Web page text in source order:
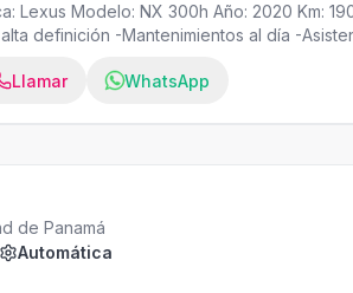
Lexus Modelo: NX 300h Año: 2020 Km:
definición -Mantenimientos al día -
Interior -Rines de lujo -Pantalla digital -
-Sensores de estacionamiento -
de gravámenes y multas Exterior e interior
SERVICE, para mantenimientos y
#GLA #GLC #GLE #Q8 #Q5 #Q3 #AUDI
Llamar WhatsApp
de Panamá
Automática